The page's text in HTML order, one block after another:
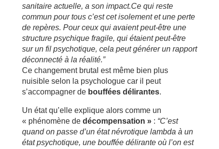
sanitaire actuelle, a son impact.Ce qui reste
commun pour tous c’est cet isolement et une perte
de repères. Pour ceux qui avaient peut-être une
structure psychique fragile, qui étaient peut-être
sur un fil psychotique, cela peut générer un rapport
déconnecté à la réalité.”
Ce changement brutal est même bien plus
nuisible selon la psychologue car il peut
s’accompagner de bouffées délirantes.
Un état qu’elle explique alors comme un
« phénomène de décompensation » : “C’est
quand on passe d’un état névrotique lambda à un
état psychotique, une bouffée délirante où l’on est